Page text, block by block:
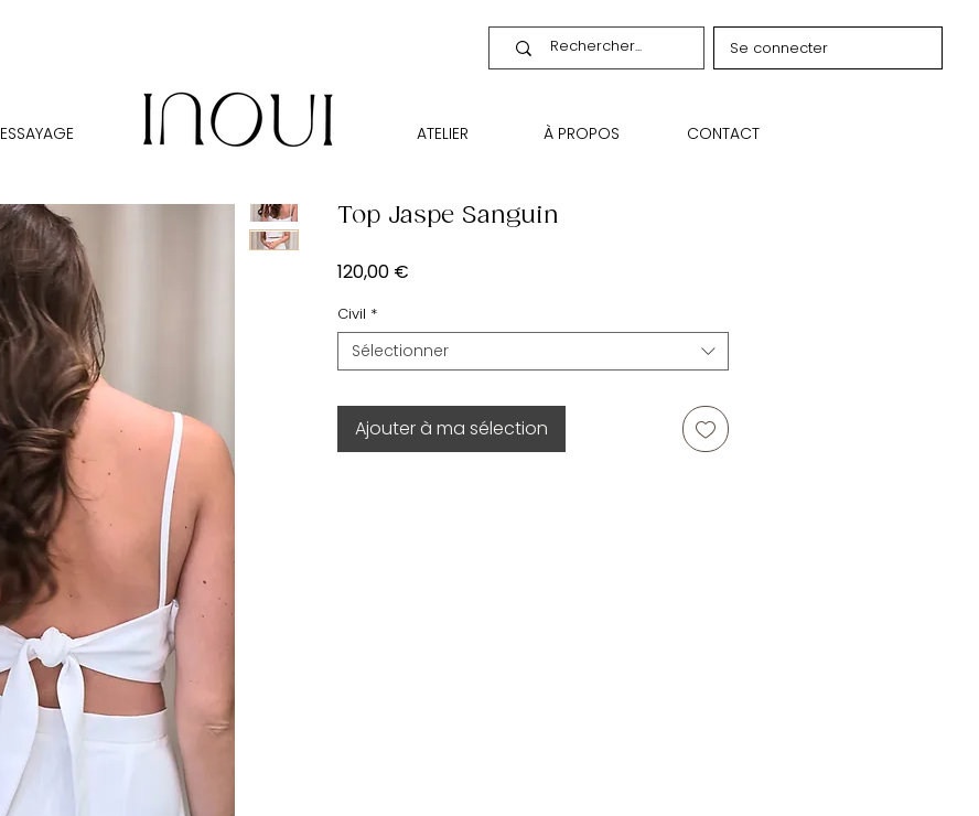
Se connecter
ESSAYAGE ATELIER À PROPOS CONTACT
Top Jaspe Sanguin
120,00 €
Civil *
Sélectionner
Ajouter à ma sélection